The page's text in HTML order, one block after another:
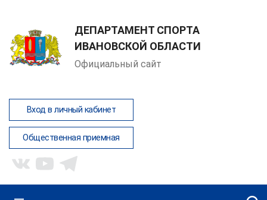
ДЕПАРТАМЕНТ СПОРТА
ИВАНОВСКОЙ ОБЛАСТИ
Официальный сайт
Вход в личный кабинет
Общественная приемная